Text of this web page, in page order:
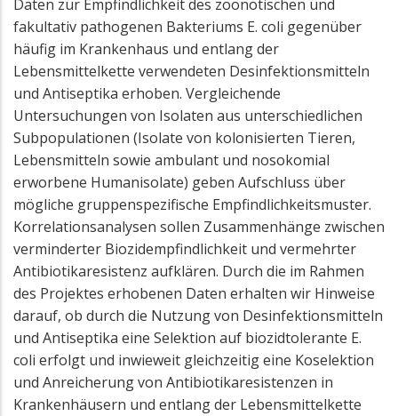
Daten zur Empfindlichkeit des zoonotischen und
fakultativ pathogenen Bakteriums E. coli gegenüber
häufig im Krankenhaus und entlang der
Lebensmittelkette verwendeten Desinfektionsmitteln
und Antiseptika erhoben. Vergleichende
Untersuchungen von Isolaten aus unterschiedlichen
Subpopulationen (Isolate von kolonisierten Tieren,
Lebensmitteln sowie ambulant und nosokomial
erworbene Humanisolate) geben Aufschluss über
mögliche gruppenspezifische Empfindlichkeitsmuster.
Korrelationsanalysen sollen Zusammenhänge zwischen
verminderter Biozidempfindlichkeit und vermehrter
Antibiotikaresistenz aufklären. Durch die im Rahmen
des Projektes erhobenen Daten erhalten wir Hinweise
darauf, ob durch die Nutzung von Desinfektionsmitteln
und Antiseptika eine Selektion auf biozidtolerante E.
coli erfolgt und inwieweit gleichzeitig eine Koselektion
und Anreicherung von Antibiotikaresistenzen in
Krankenhäusern und entlang der Lebensmittelkette